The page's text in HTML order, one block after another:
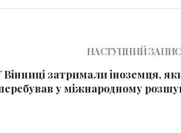
НАСТУПНИЙ ЗАПИС
Вінниці затримали іноземця,
у міжнародному